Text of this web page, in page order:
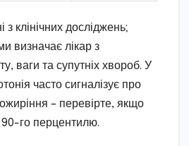
з клінічних досліджень;
визначає лікар з
ваги та супутніх хвороб. У
часто сигналізує про
– перевірте, якщо
го перцентилю.